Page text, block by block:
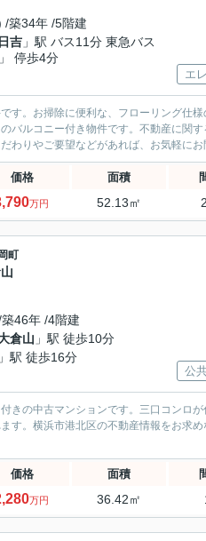
/築34年 /5階建
日吉 」駅 バス11分 東急バス
停歩4分
エ
す。お掃除に便利な、フローリング仕
バルコニー付き物件です。不動産に関
わりやご要望などがあれば、お気軽にお
価格 面積
万円 52.13㎡
町
46年 /4階建
倉山 」駅 徒歩10分
」駅 徒歩16分
公
きの中古マンションです。三口コンロ
す。横浜市港北区の不動産情報をお求
価格 面積
万円 36.42㎡